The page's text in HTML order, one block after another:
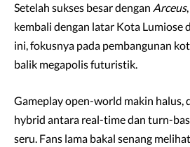
Setelah sukses besar dengan Arceus
kembali dengan latar Kota Lumiose
ini, fokusnya pada pembangunan
balik megapolis futuristik.
Gameplay open-world makin halus,
hybrid antara real-time dan turn-
seru. Fans lama bakal senang